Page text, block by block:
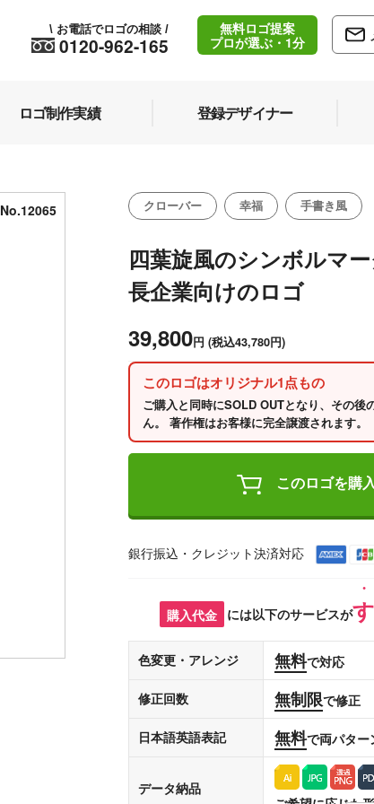
0120-962-165
\ お電話でロゴの相談 /
無料ロゴ提案
プロが選ぶ・1分
ロゴ制作実績 登録デザイナー
No.12065 クローバー 幸福 手書き風
四葉旋風のシンボルマ
長企業向けのロゴ
39,800円 (税込43,780円)
このロゴはオリジナル1点もの
ご購入と同時にSOLD OUTとなり、その後
ん。 著作権はお客様に完全譲渡されます。
このロゴを購
銀行振込・クレジット決済対応
購入代金 には以下のサービスが
色変更・アレンジ 無料で対応
修正回数 無制限で修正
日本語英語表記 無料で両パター
データ納品